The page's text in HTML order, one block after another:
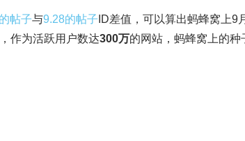
帖子与9.28的帖子 ID差值，可以算出蚂蜂窝上9
作为活跃用户数达300万的网站，蚂蜂窝上的种